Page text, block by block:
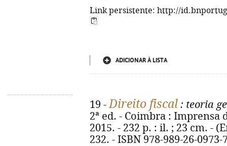
Link persistente: http://
ADICIONAR À LISTA
19 -Direito fiscal : teoria
2ª ed. - Coimbra : Imprensa
2015. - 232 p. : il. ; 23 cm. -
232. - ISBN 978-989-26-0973-